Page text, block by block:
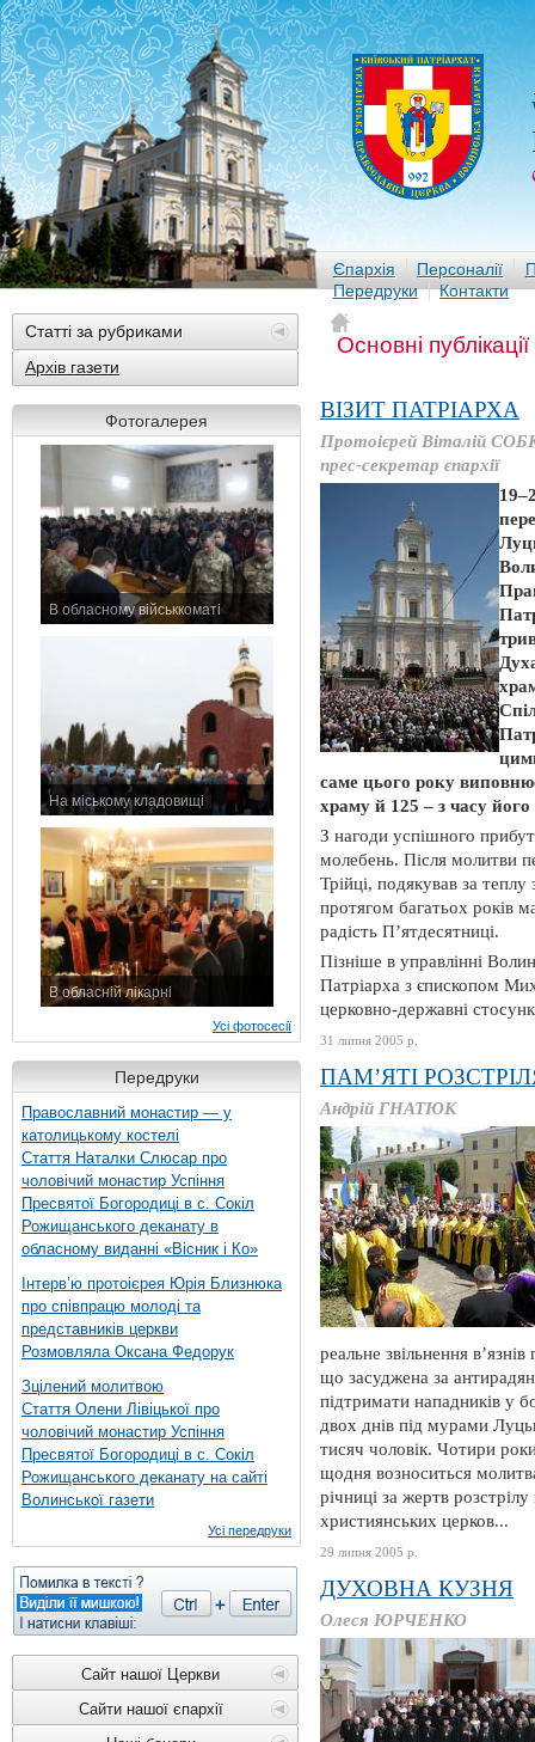
Єпархія Персоналії
Передруки
Контакти
Статті за рубриками
Архів газети
Фотогалерея
В обласному військкоматі
На міському кладовищі
В обласній лікарні
Усі фотосесії
Передруки
Православний монастир — у
католицькому костелі
Стаття Наталки Слюсар про
чоловічий монастир Успіння
Пресвятої Богородиці в с. Сокіл
Рожищанського деканату в
обласному виданні «Вісник і Ко»
Інтерв’ю протоієрея Юрія Близнюка
про співпрацю молоді та
представників церкви
Розмовляла Оксана Федорук
Зцілений молитвою
Стаття Олени Лівіцької про
чоловічий монастир Успіння
Пресвятої Богородиці в с. Сокіл
Рожищанського деканату на сайті
Волинської газети
Усі передруки
Сайт нашої Церкви
Сайти нашої єпархії
Основні
ВІЗИТ ПАТРІАРХА
Протоієрей Віталій
прес-секретар єпархії
саме цього року
храму й 125 – з часу
З нагоди успішного
молебень. Після молитви
Трійці, подякував за
протягом багатьох років
радість П’ятдесятниці.
Пізніше в управлінні
Патріарха з єпископом
церковно-державні
31 липня 2005 р.
ПАМ’ЯТІ
Андрій ГНАТЮК
реальне звільнення
що засуджена за
підтримати нападників у
двох днів під мурами
тисяч чоловік. Чотири
щодня возноситься
річниці за жертв
християнських церков...
29 липня 2005 р.
ДУХОВНА КУЗНЯ
Олеся ЮРЧЕНКО